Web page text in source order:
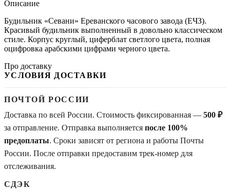
Описание
Будильник «Севани» Ереванского часового завода (ЕЧЗ).
Красивый будильник выполненный в довольно классическом
стиле. Корпус круглый, циферблат светлого цвета, полная
оцифровка арабскими цифрами черного цвета.
Про доставку
УСЛОВИЯ ДОСТАВКИ
ПОЧТОЙ РОССИИ
Доставка по всей России. Стоимость фиксированная — 500 ₽
за отправление. Отправка выполняется после 100%
предоплаты. Сроки зависят от региона и работы Почты
России. После отправки предоставим трек-номер для
отслеживания.
СДЭК